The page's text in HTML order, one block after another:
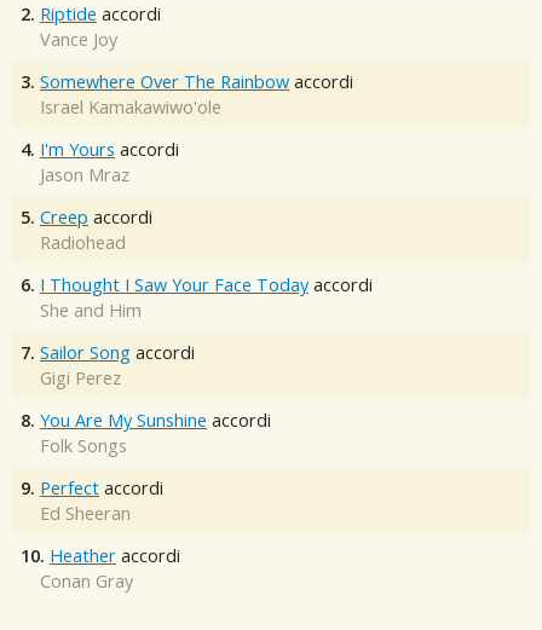
2. Riptide accordi
Vance Joy
3. Somewhere Over The Rainbow accordi
Israel Kamakawiwo'ole
4. I'm Yours accordi
Jason Mraz
5. Creep accordi
Radiohead
6. I Thought I Saw Your Face Today accordi
She and Him
7. Sailor Song accordi
Gigi Perez
8. You Are My Sunshine accordi
Folk Songs
9. Perfect accordi
Ed Sheeran
10. Heather accordi
Conan Gray